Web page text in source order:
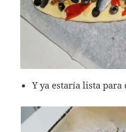
Y ya estaría lista para